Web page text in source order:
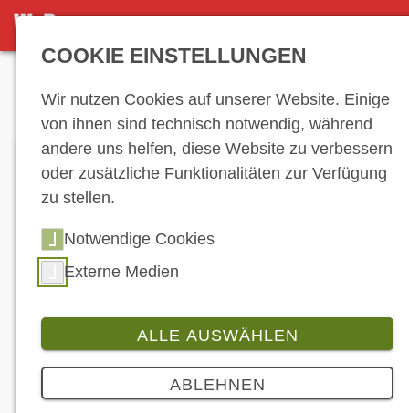
DETAILSEITE
4 Bilder
Sieben ADAC MX Masters-Events von
COOKIE EINSTELLUNGEN
Wir nutzen Cookies auf unserer Website. Einige
von ihnen sind technisch notwendig, während
andere uns helfen, diese Website zu verbessern
oder zusätzliche Funktionalitäten zur Verfügung
zu stellen.
Notwendige Cookies
Externe Medien
ALLE AUSWÄHLEN
ABLEHNEN